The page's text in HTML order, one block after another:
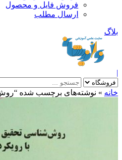
فروش فایل و محصول
ارسال مطلب
»نوشته‌های برچسب شده “روش